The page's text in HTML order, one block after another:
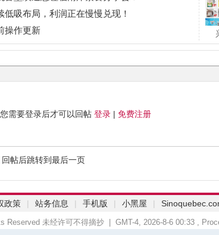
低吸布局，利润正在慢慢兑现！
操作更新
您需要登录后才可以回帖 登录| 免费注册
回帖后跳转到最后一页
政策 | 站务信息 | 手机版 | 小黑屋 |
Reserved 未经许可不得摘抄 | GMT-4, 2026-8-6 00:33 ,